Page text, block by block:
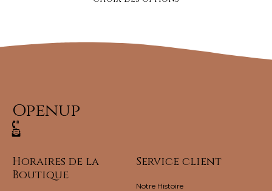
Openup
Horaires de la
Boutique
Service client
Notre Histoire